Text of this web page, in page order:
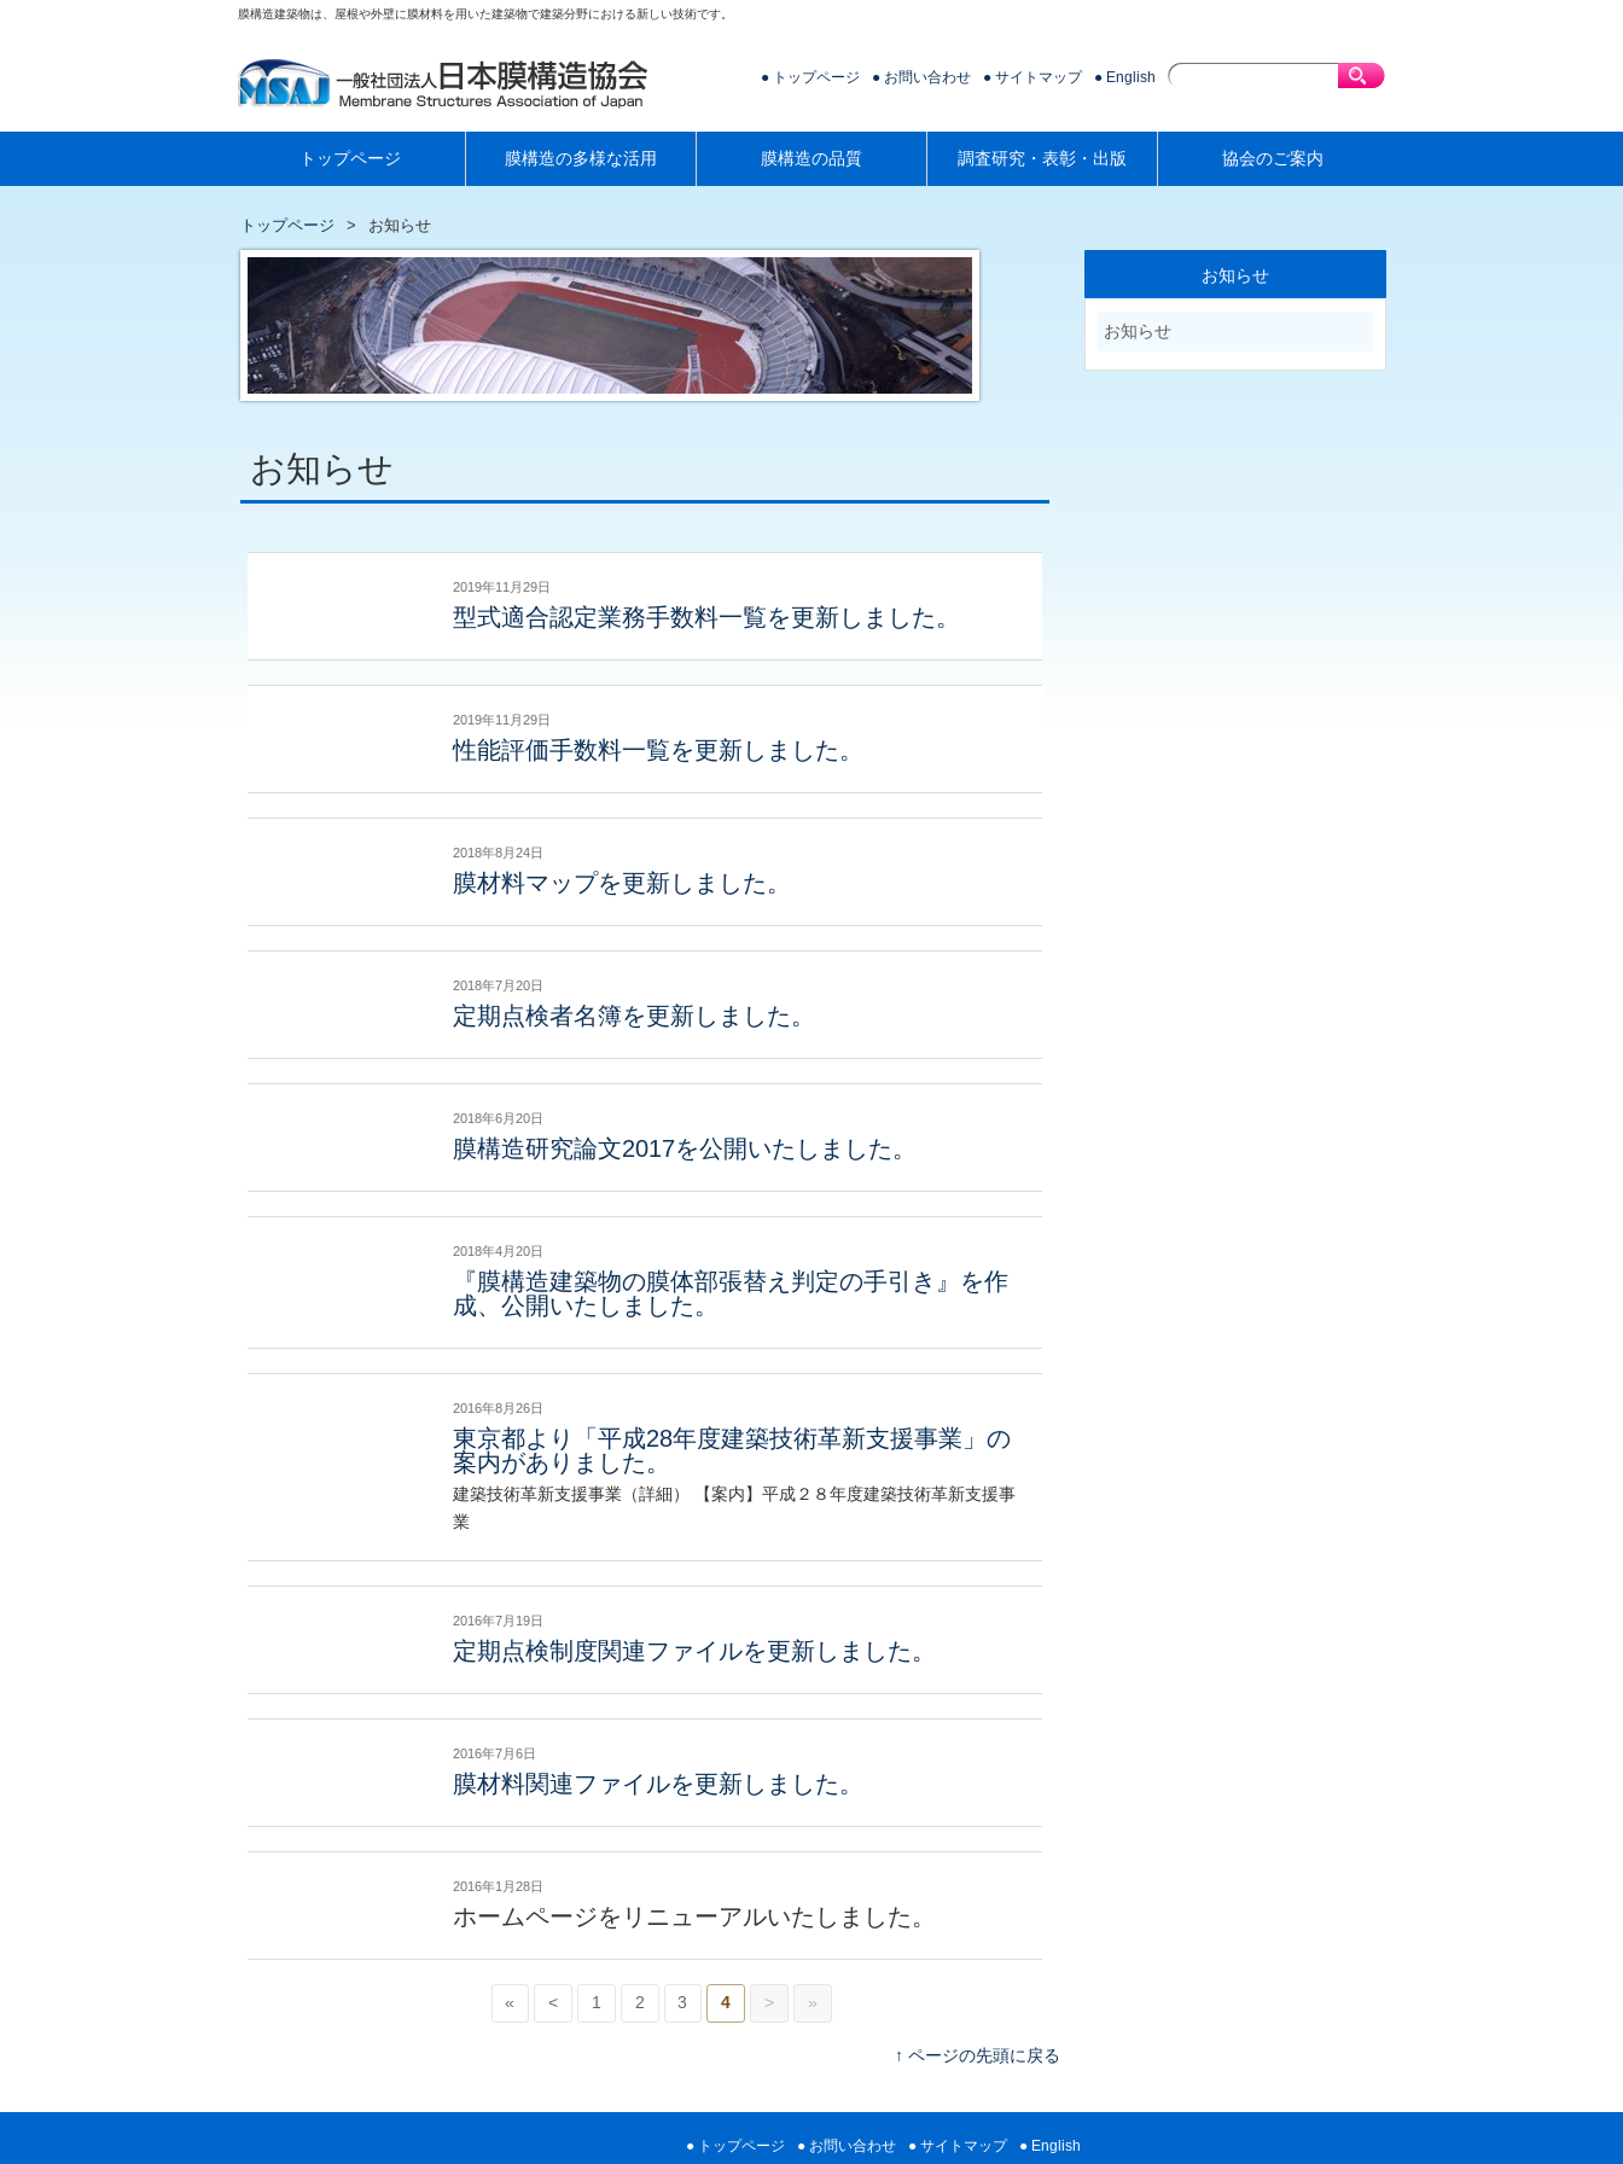
膜構造建築物は、屋根や外壁に膜材料を用いた建築物で建築分野における新しい技術です。
トップページ お問い合わせ サイトマップ English
トップページ 膜構造の多様な活用 膜構造の品質 調査研究・表彰・出版 協会のご案内
トップページ お知らせ
お知らせ
2019年11月29日
型式適合認定業務手数料一覧を更新しました。
2019年11月29日
性能評価手数料一覧を更新しました。
2018年8月24日
膜材料マップを更新しました。
2018年7月20日
定期点検者名簿を更新しました。
2018年6月20日
膜構造研究論文2017を公開いたしました。
2018年4月20日
『膜構造建築物の膜体部張替え判定の手引き』を作
成、公開いたしました。
2016年8月26日
東京都より「平成28年度建築技術革新支援事業」の
案内がありました。
建築技術革新支援事業（詳細） 【案内】平成２８年度建築技術革新支援事
業
2016年7月19日
定期点検制度関連ファイルを更新しました。
2016年7月6日
膜材料関連ファイルを更新しました。
2016年1月28日
ホームページをリニューアルいたしました。
« < 1 2 3 4 > »
ページの先頭に戻る
お知らせ
お知らせ
トップページ お問い合わせ サイトマップ English